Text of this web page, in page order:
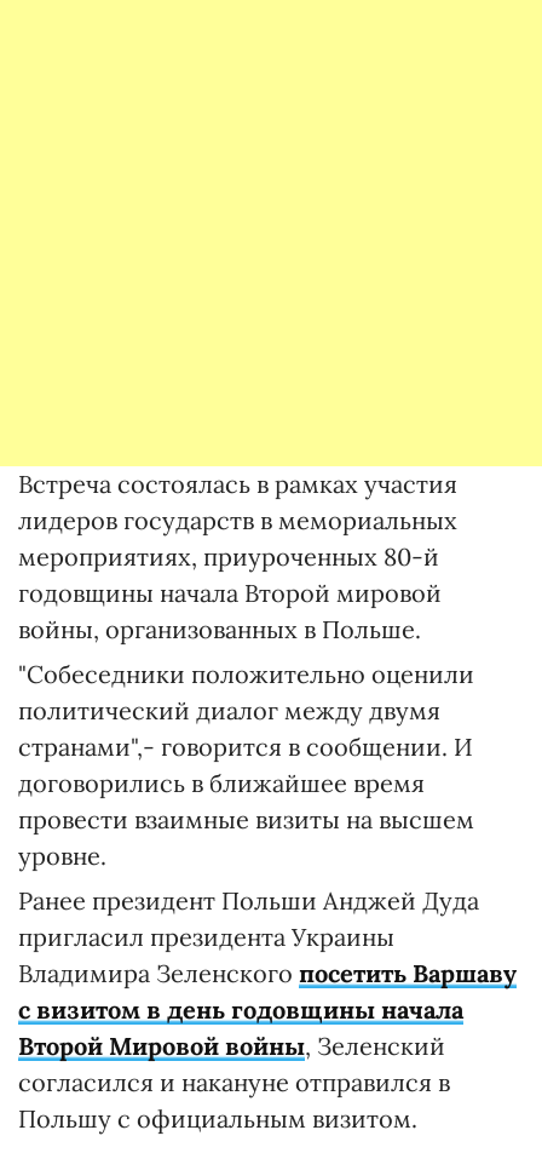
Встреча состоялась в рамках участия
лидеров государств в мемориальных
мероприятиях, приуроченных 80-й
годовщины начала Второй мировой
войны, организованных в Польше.
"Собеседники положительно оценили
политический диалог между двумя
странами",- говорится в сообщении. И
договорились в ближайшее время
провести взаимные визиты на высшем
уровне.
Ранее президент Польши Анджей Дуда
пригласил президента Украины
Владимира Зеленского посетить Варшаву
с визитом в день годовщины начала
Второй Мировой войны, Зеленский
согласился и накануне отправился в
Польшу с официальным визитом.